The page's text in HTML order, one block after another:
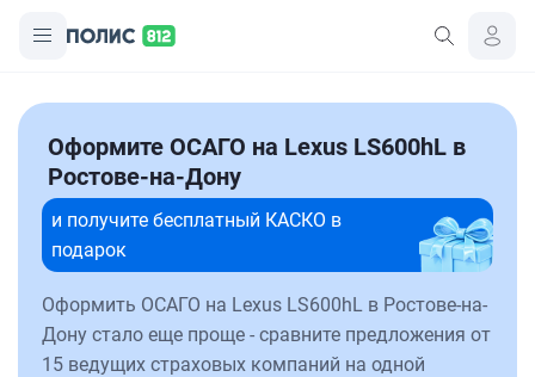
Оформите ОСАГО на Lexus LS600hL в
Ростове-на-Дону
и получите бесплатный КАСКО в
подарок
Оформить ОСАГО на Lexus LS600hL в Ростове-на-
Дону стало еще проще - сравните предложения от
15 ведущих страховых компаний на одной